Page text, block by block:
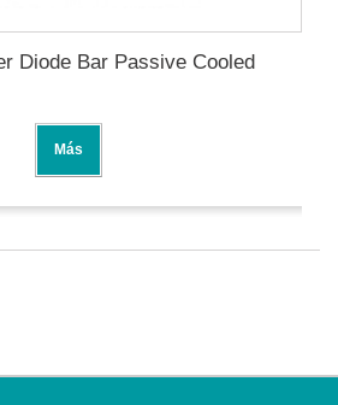
Diode Bar Passive Cooled
Más